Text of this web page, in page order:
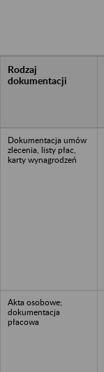
Rodzaj
dokumentacji
Dokumentacja umów
zlecenia, listy płac,
karty wynagrodzeń
Akta osobowe;
dokumentacja
płacowa